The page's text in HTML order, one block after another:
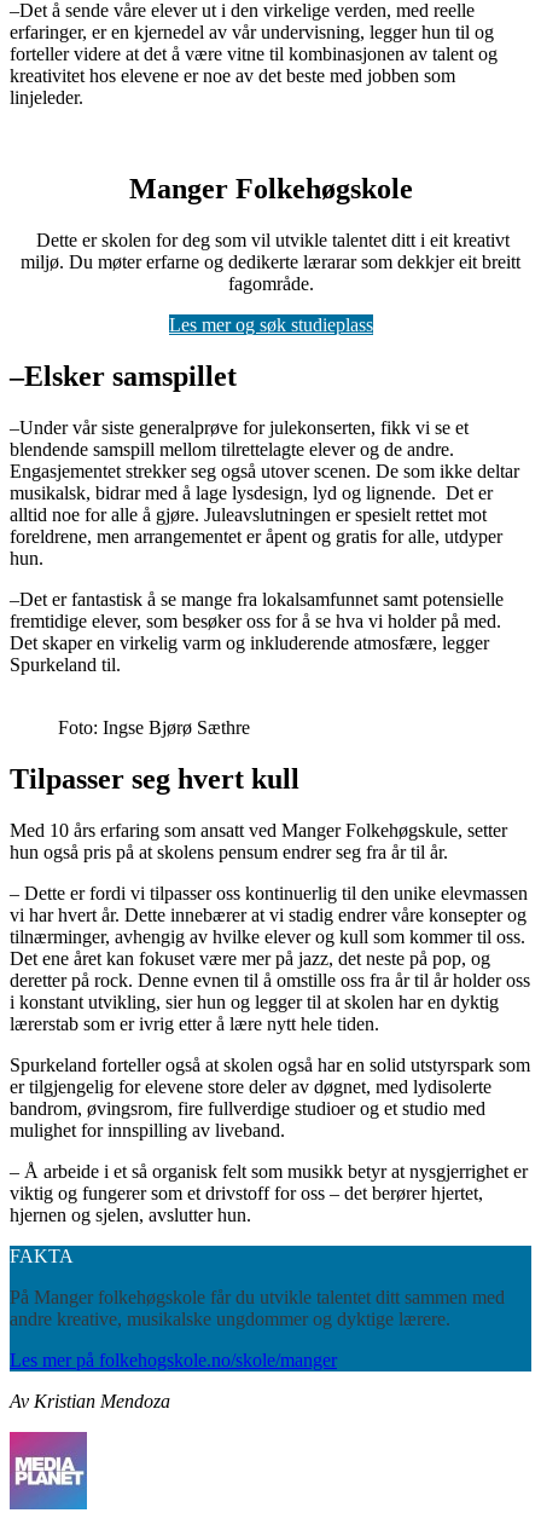
–Det å sende våre elever ut i den virkelige verden, med reelle
erfaringer, er en kjernedel av vår undervisning, legger hun til og
forteller videre at det å være vitne til kombinasjonen av talent og
kreativitet hos elevene er noe av det beste med jobben som
linjeleder.
Manger Folkehøgskole
Dette er skolen for deg som vil utvikle talentet ditt i eit kreativt
miljø. Du møter erfarne og dedikerte lærarar som dekkjer eit breitt
fagområde.
Les mer og søk studieplass
–Elsker samspillet
–Under vår siste generalprøve for julekonserten, fikk vi se et
blendende samspill mellom tilrettelagte elever og de andre.
Engasjementet strekker seg også utover scenen. De som ikke deltar
musikalsk, bidrar med å lage lysdesign, lyd og lignende. Det er
alltid noe for alle å gjøre. Juleavslutningen er spesielt rettet mot
foreldrene, men arrangementet er åpent og gratis for alle, utdyper
hun.
–Det er fantastisk å se mange fra lokalsamfunnet samt potensielle
fremtidige elever, som besøker oss for å se hva vi holder på med.
Det skaper en virkelig varm og inkluderende atmosfære, legger
Spurkeland til.
Foto: Ingse Bjørø Sæthre
Tilpasser seg hvert kull
Med 10 års erfaring som ansatt ved Manger Folkehøgskule, setter
hun også pris på at skolens pensum endrer seg fra år til år.
– Dette er fordi vi tilpasser oss kontinuerlig til den unike elevmassen
vi har hvert år. Dette innebærer at vi stadig endrer våre konsepter og
tilnærminger, avhengig av hvilke elever og kull som kommer til oss.
Det ene året kan fokuset være mer på jazz, det neste på pop, og
deretter på rock. Denne evnen til å omstille oss fra år til år holder oss
i konstant utvikling, sier hun og legger til at skolen har en dyktig
lærerstab som er ivrig etter å lære nytt hele tiden.
Spurkeland forteller også at skolen også har en solid utstyrspark som
er tilgjengelig for elevene store deler av døgnet, med lydisolerte
bandrom, øvingsrom, fire fullverdige studioer og et studio med
mulighet for innspilling av liveband.
– Å arbeide i et så organisk felt som musikk betyr at nysgjerrighet er
viktig og fungerer som et drivstoff for oss – det berører hjertet,
hjernen og sjelen, avslutter hun.
FAKTA
På Manger folkehøgskole får du utvikle talentet ditt sammen med
andre kreative, musikalske ungdommer og dyktige lærere.
Les mer på folkehogskole.no/skole/manger
Av Kristian Mendoza